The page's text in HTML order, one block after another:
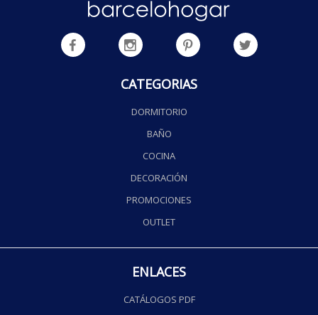
CATEGORIAS
DORMITORIO
BAÑO
COCINA
DECORACIÓN
PROMOCIONES
OUTLET
ENLACES
CATÁLOGOS PDF